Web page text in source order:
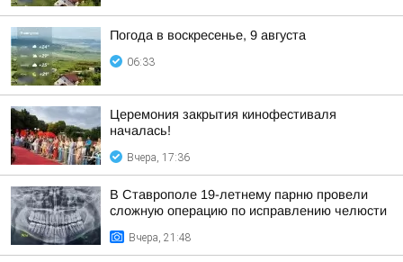
Погода в воскресенье, 9 августа
06:33
Церемония закрытия кинофестиваля
началась!
Вчера, 17:36
В Ставрополе 19-летнему парню провели
сложную операцию по исправлению челюсти
Вчера, 21:48